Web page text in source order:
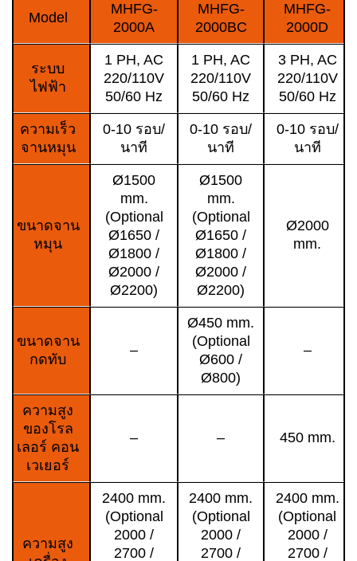
Model
MHFG-
2000A
MHFG-
2000BC
MHFG-
2000D
ระบบ
ไฟฟ้า
1 PH, AC
220/110V
50/60 Hz
1 PH, AC
220/110V
50/60 Hz
3 PH, AC
220/110V
50/60 Hz
ความเร็ว
จานหมุน
0-10 รอบ/
นาที
0-10 รอบ/
นาที
0-10 รอบ/
นาที
ขนาดจาน
หมุน
Ø1500
mm.
(Optional
Ø1650 /
Ø1800 /
Ø2000 /
Ø2200)
Ø1500
mm.
(Optional
Ø1650 /
Ø1800 /
Ø2000 /
Ø2200)
Ø2000
mm.
ขนาดจาน
กดทับ
–
Ø450 mm.
(Optional
Ø600 /
Ø800)
–
ความสูง
ของโรล
เลอร์ คอน
เวเยอร์
– – 450 mm.
ความสูง
2400 mm.
(Optional
2000 /
2700 /
2400 mm.
(Optional
2000 /
2700 /
2400 mm.
(Optional
2000 /
2700 /